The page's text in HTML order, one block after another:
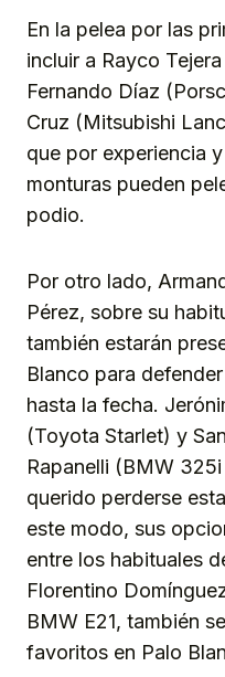
En la pelea por las
incluir a Rayco
Fernando Díaz
Cruz (Mitsubishi
que por experiencia
monturas pueden
podio.
Por otro lado,
Pérez, sobre su
también estarán
Blanco para
hasta la fecha.
(Toyota Starlet) y
Rapanelli (BMW
querido perderse
este modo, sus
entre los habituales
Florentino
BMW E21, también
favoritos en Palo